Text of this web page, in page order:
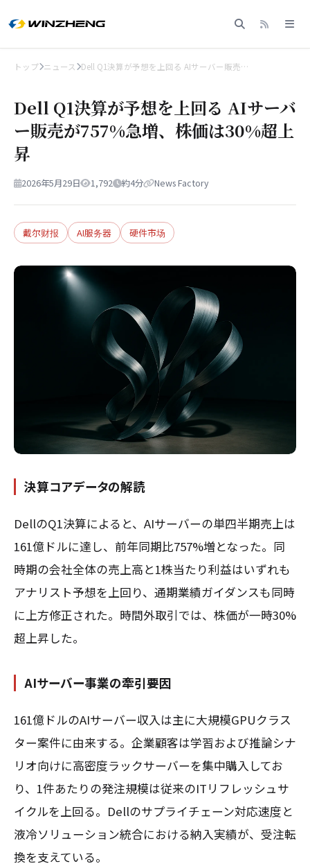
トップ ニュース Dell Q1決算が予想を上回る AIサーバー販売…
Dell Q1決算が予想を上回る AIサーバ
ー販売が757%急増、株価は30%超上
昇
2026年5月29日 1,792 約4分 News Factory
戴尔财报 AI服务器 硬件市场
決算コアデータの解読
DellのQ1決算によると、AIサーバーの単四半期売上は
161億ドルに達し、前年同期比757%増となった。同
時期の会社全体の売上高と1株当たり利益はいずれも
アナリスト予想を上回り、通期業績ガイダンスも同時
に上方修正された。時間外取引では、株価が一時30%
超上昇した。
AIサーバー事業の牽引要因
161億ドルのAIサーバー収入は主に大規模GPUクラス
ター案件に由来する。企業顧客は学習および推論シナ
リオ向けに高密度ラックサーバーを集中購入してお
り、1件あたりの発注規模は従来のITリフレッシュサ
イクルを上回る。Dellのサプライチェーン対応速度と
液冷ソリューション統合における納入実績が、受注転
換を支えている。